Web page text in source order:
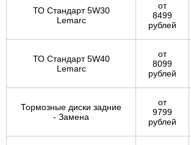
ТО Стандарт 5W30
Lemarc
от
8499
рублей
ТО Стандарт 5W40
Lemarc
от
8099
рублей
Тормозные диски задние
- Замена
от
9799
рублей